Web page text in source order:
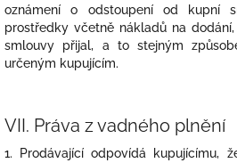
oznámení o odstoupení od kupní
prostředky včetně nákladů na
smlouvy přijal, a to stejným
určeným kupujícím.
VII. Práva z vadného plnění
1. Prodávající odpovídá kupujícímu,